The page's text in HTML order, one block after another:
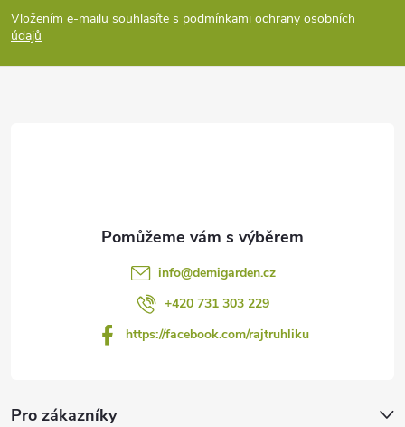
p
a
Vložením e-mailu souhlasíte s podmínkami ochrany osobních
údajů
info@demigarden.cz
+420 731 303 229
https://facebook.com/rajtruhliku
Pro zákazníky